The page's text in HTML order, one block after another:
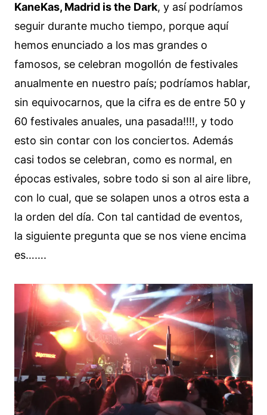
KaneKas, Madrid is the Dark, y así podríamos
seguir durante mucho tiempo, porque aquí
hemos enunciado a los mas grandes o
famosos, se celebran mogollón de festivales
anualmente en nuestro país; podríamos hablar,
sin equivocarnos, que la cifra es de entre 50 y
60 festivales anuales, una pasada!!!!, y todo
esto sin contar con los conciertos. Además
casi todos se celebran, como es normal, en
épocas estivales, sobre todo si son al aire libre,
con lo cual, que se solapen unos a otros esta a
la orden del día. Con tal cantidad de eventos,
la siguiente pregunta que se nos viene encima
es…….